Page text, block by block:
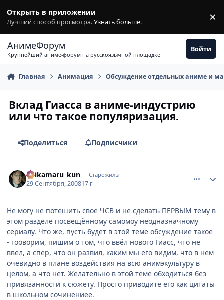
Открыть в приложении
Лучший способ просмотра.Узнать больше. ×
АнимеФорум
Крупнейший аниме-форум на русскоязычной площадке
Войти
Главная Анимация Обсуждение отдельных аниме и
Вклад Гиасса в аниме-индустрию
или что такое популяризация.
Поделиться Подписчики
Shikamaru_kun Старожилы
29 Сентября, 200817 г
Не могу не потешить своё ЧСВ и не сделать ПЕРВЫМ тему в
этом разделе посвещённому самомоу неодназначному
сериалу. Что же, пусть будет в этой теме обсуждение такое
- гооворим, пишим о том, что ввёл нового Гиасс, что не
ввёл, а спёр, что он развил, каким мы его видим, что в нём
очевидно в плане воздействия на всю анимэкультуру в
целом, а что нет. Желательно в этой теме обходиться без
привязанности к сюжету. Просто приводите его как цитаты
в школьном сочинениее.